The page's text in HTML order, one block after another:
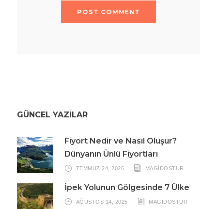
GÜNCEL YAZILAR
Fiyort Nedir ve Nasıl Oluşur?
Dünyanın Ünlü Fiyortları
TEMMUZ 24, 2026 MAGIDOSTUR
İpek Yolunun Gölgesinde 7 Ülke
AĞUSTOS 14, 2025 MAGIDOSTUR